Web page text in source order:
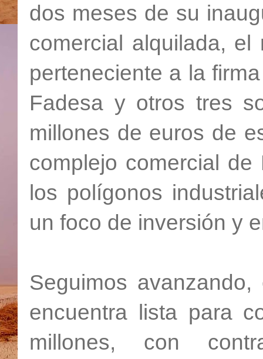
dos meses de su
comercial alquilada,
perteneciente a la
Fadesa y otros tres
millones de euros de
complejo comercial
los polígonos
un foco de inversión y
Seguimos
encuentra lista para
millones, con